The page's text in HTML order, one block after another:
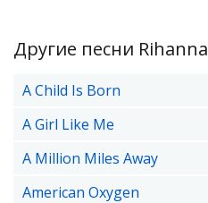
Другие песни Rihanna
A Child Is Born
A Girl Like Me
A Million Miles Away
American Oxygen